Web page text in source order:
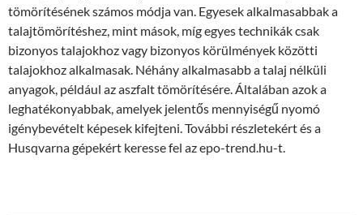
tömörítésének számos módja van. Egyesek alkalmasabbak a
talajtömörítéshez, mint mások, míg egyes technikák csak
bizonyos talajokhoz vagy bizonyos körülmények közötti
talajokhoz alkalmasak. Néhány alkalmasabb a talaj nélküli
anyagok, például az aszfalt tömörítésére. Általában azok a
leghatékonyabbak, amelyek jelentős mennyiségű nyomó
igénybevételt képesek kifejteni. További részletekért és a
Husqvarna gépekért keresse fel az epo-trend.hu-t.